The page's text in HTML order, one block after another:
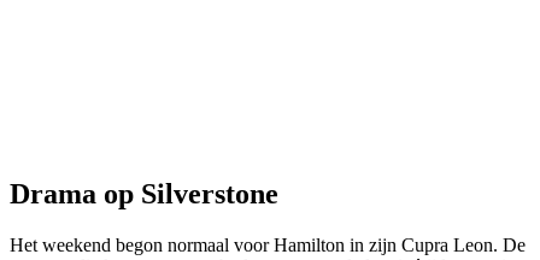
Drama op Silverstone
Het weekend begon normaal voor Hamilton in zijn Cupra Leon. De